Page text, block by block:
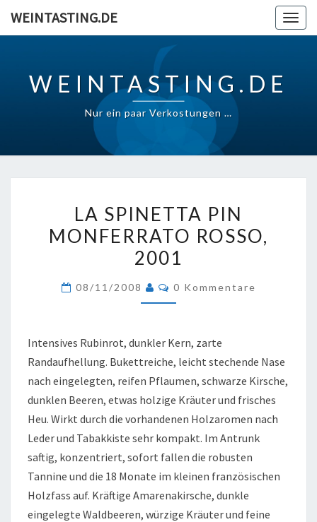
WEINTASTING.DE
WEINTASTING.DE
Nur ein paar Verkostungen …
SPINETTA
PIN
MONFERRATO
2001
LA SPINETTA PIN
MONFERRATO ROSSO,
2001
08/11/2008 Kommentare
0 Kommentare
Intensives Rubinrot, dunkler Kern, zarte
Randaufhellung. Bukettreiche, leicht stechende Nase
nach eingelegten, reifen Pflaumen, schwarze Kirsche,
dunklen Beeren, etwas holzige Kräuter und frisches
Heu. Wirkt durch die vorhandenen Holzaromen nach
Leder und Tabakkiste sehr kompakt. Im Antrunk
saftig, konzentriert, sofort fallen die robusten
Tannine und die 18 Monate im kleinen französischen
Holzfass auf. Kräftige Amarenakirsche, dunkle
eingelegte Waldbeeren, würzige Kräuter und feine